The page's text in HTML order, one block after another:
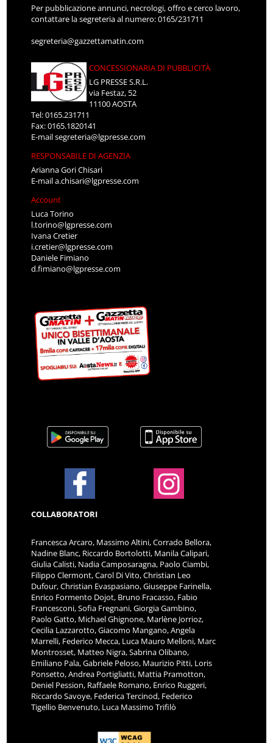
Per pubblicazione annunci, necrologi, offro e cerco lavoro,
contattare la segreteria al numero: 0165/231711
segreteria@gazzettamatin.com
CONCESSIONARIA DI PUBBLICITÀ
LG PRESSE S.R.L.
via Festaz, 52
11100 AOSTA
Tel: 0165.231711
Fax: 0165.1820141
E-mailsegreteria@lgpresse.com
RESPONSABILE DI AGENZIA
Arianna Gori Chisari
E-maila.chisari@lgpresse.com
Account
Luca Torino
l.torino@lgpresse.com
Ivana Cretier
i.cretier@lgpresse.com
Daniele Fimiano
d.fimiano@lgpresse.com
COLLABORATORI
Francesca Arcaro, Massimo Altini, Corrado Bellora,
Nadine Blanc, Riccardo Bortolotti, Manila Calipari,
Giulia Calisti, Nadia Camposaragna, Paolo Ciambi,
Filippo Clermont, Carol Di Vito, Christian Leo
Dufour, Christian Evaspasiano, Giuseppe Farinella,
Enrico Formento Dojot, Bruno Fracasso, Fabio
Francesconi, Sofia Fregnani, Giorgia Gambino,
Paolo Gatto, Michael Ghignone, Marlène Jorrioz,
Cecilia Lazzarotto, Giacomo Mangano, Angela
Marrelli, Federico Mecca, Luca Mauro Melloni, Marc
Montrosset, Matteo Nigra, Sabrina Olibano,
Emiliano Pala, Gabriele Peloso, Maurizio Pitti, Loris
Ponsetto, Andrea Portigliatti, Mattia Pramotton,
Deniel Pession, Raffaele Romano, Enrico Ruggeri,
Riccardo Savoye, Federica Tercinod, Federico
Tigellio Benvenuto, Luca Massimo Trifilò